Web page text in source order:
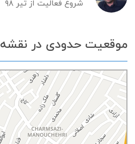
شروع فعالیت از تیر ۹۸
موقعیت حدودی در نقشه